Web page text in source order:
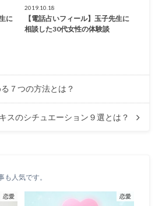
に
2019.10.18
【電話占いフィール】玉子先生に
相談した30代女性の体験談
７つの方法とは？
キスのシチュエーション９選とは？
も人気です。
恋愛 恋愛